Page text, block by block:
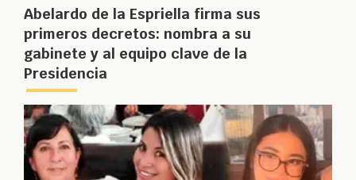
Abelardo de la Espriella firma sus
primeros decretos: nombra a su
gabinete y al equipo clave de la
Presidencia